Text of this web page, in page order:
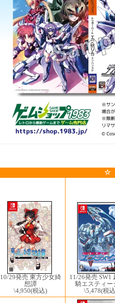
☆
10/29発売 東方少女綺
想譚
\4,950(税込)
11/26発売 SW1
騎エスティ
\5,478(税